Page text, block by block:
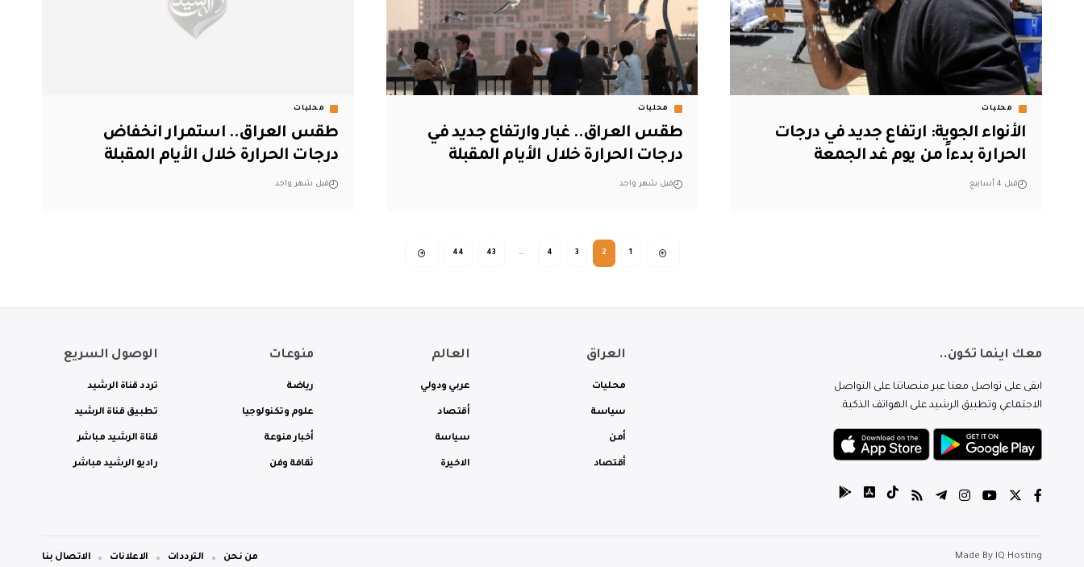
محليات
الأنواء الجوية: ارتفاع جديد في درجات
الحرارة بدءاً من يوم غد الجمعة
قبل 4 أسابيع
محليات
طقس العراق.. غبار وارتفاع جديد في
درجات الحرارة خلال الأيام المقبلة
قبل شهر واحد
محليات
طقس العراق.. استمرار انخفاض
درجات الحرارة خلال الأيام المقبلة
قبل شهر واحد
1
2
3
4
…
43
44
معك اينما تكون..
ابقى على تواصل معنا عبر منصاتنا على التواصل
الاجتماعي وتطبيق الرشيد على الهواتف الذكية.
العراق
محليات
سياسة
أمن
أقتصاد
العالم
عربي ودولي
أقتصاد
سياسة
الاخيرة
منوعات
رياضة
علوم وتكنولوجيا
أخبار منوعة
ثقافة وفن
الوصول السريع
تردد قناة الرشيد
تطبيق قناة الرشيد
قناة الرشيد مباشر
راديو الرشيد مباشر
Made By IQ Hosting من نحن الترددات الاعلانات الاتصال بنا